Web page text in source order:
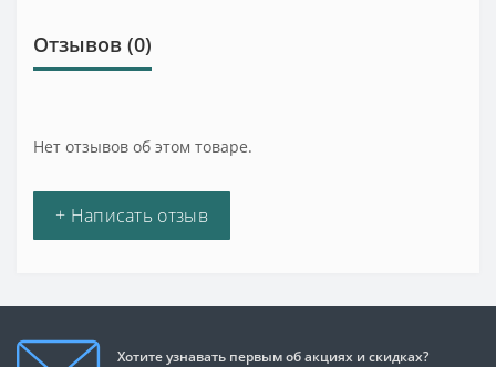
Отзывов (0)
Нет отзывов об этом товаре.
+ Написать отзыв
Хотите узнавать первым об акциях и скидках?